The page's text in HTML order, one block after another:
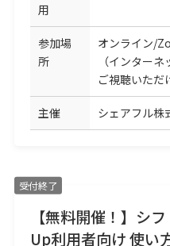
用
参加場
所
オンライン/
（インター
ご視聴いただ
主催 シェアフル株
受付終了
【無料開催！】シ
Up利用者向け 使い